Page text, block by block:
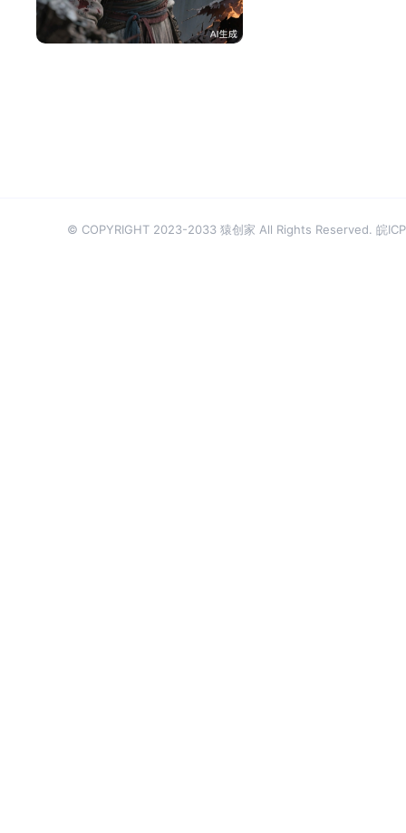
tzqjfyS4bfac 98
© COPYRIGHT 2023-2033 猿创家 All Rights Reserved. 皖